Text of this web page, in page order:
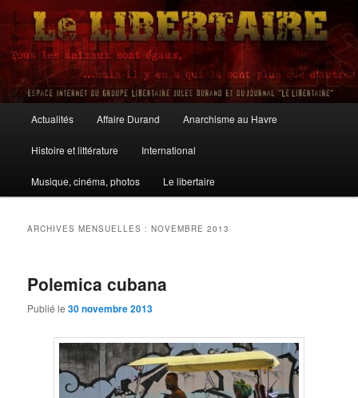
Aller
contenu
principal
Aller
contenu
secondaire
Le Libertaire
principal
Actualités Affaire Durand Anarchisme au Havre
Histoire et littérature International
Musique, cinéma, photos Le libertaire
ARCHIVES MENSUELLES :NOVEMBRE 2013
Polemica cubana
Publié le30 novembre 2013